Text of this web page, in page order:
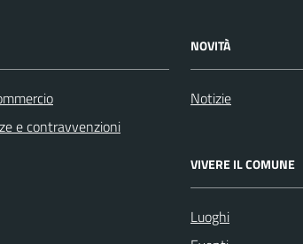
e contravvenzioni
NOVITÀ
Notizie
VIVERE IL COMUNE
Luoghi